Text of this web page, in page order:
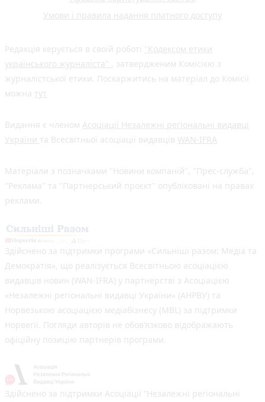
Умови і правила надання платного доступу
Редакція керується в своїй роботі "Кодексом етики
українського журналіста" , затвердженим Комісією з
журналістської етики. Поскаржитись на матеріал до Комісії
можна тут
Видання є членом Асоціації Незалежні регіональні видавці
України та Всесвітньої асоціації видавців WAN-IFRA
Матеріали з позначками "Новини компаній", "Прес-служба",
"Реклама" та "Партнерський проєкт" опубліковані на правах
реклами.
Здійснено за підтримки програми «Сильніші разом: Медіа та
Демократія», що реалізується Всесвітньою асоціацією
видавців новин (WAN-IFRA) у партнерстві з Асоціацією
«Незалежні регіональні видавці України» (АНРВУ) та
Норвезькою асоціацією медіабізнесу (MBL) за підтримки
Норвегії. Погляди авторів не обов’язково відображають
офіційну позицію партнерів програми.
Здійснено за підтримки Асоціації “Незалежні регіональні